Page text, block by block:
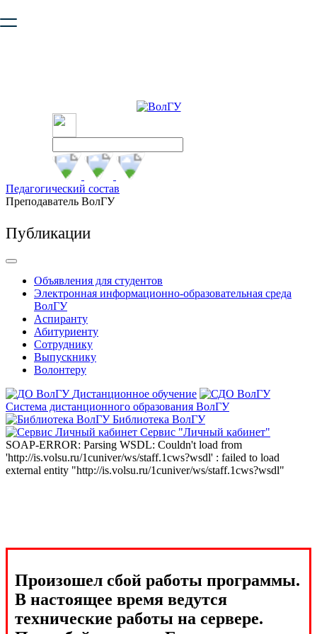
безопасную работу с сайтом. Пожалуйста
Педагогический состав
Преподаватель ВолГУ
Публикации
Объявления для студентов
Электронная информационно-образовательная среда
ВолГУ
Аспиранту
Абитуриенту
Сотруднику
Выпускнику
Волонтеру
Дистанционное обучение
Система дистанционного образования ВолГУ
Библиотека ВолГУ
Сервис "Личный кабинет"
SOAP-ERROR: Parsing WSDL: Couldn't load from
'http://is.volsu.ru/1cuniver/ws/staff.1cws?wsdl' : failed to load
external entity "http://is.volsu.ru/1cuniver/ws/staff.1cws?wsdl"
Произошел сбой работы программы.
В настоящее время ведутся
технические работы на сервере.